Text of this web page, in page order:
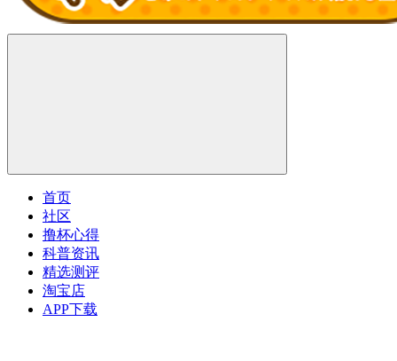
首页
社区
撸杯心得
科普资讯
精选测评
淘宝店
APP下载